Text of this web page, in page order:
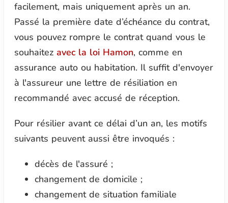
facilement, mais uniquement après un an.
Passé la première date d’échéance du contrat,
vous pouvez rompre le contrat quand vous le
souhaitez avec la loi Hamon, comme en
assurance auto ou habitation. Il suffit d'envoyer
à l'assureur une lettre de résiliation en
recommandé avec accusé de réception.
Pour résilier avant ce délai d’un an, les motifs
suivants peuvent aussi être invoqués :
décès de l'assuré ;
changement de domicile ;
changement de situation familiale